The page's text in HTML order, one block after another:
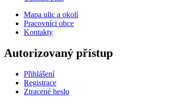
Mapa ulic a okolí
Pracovníci obce
Kontakty
Autorizovaný přístup
Přihlášení
Registrace
Ztracené heslo